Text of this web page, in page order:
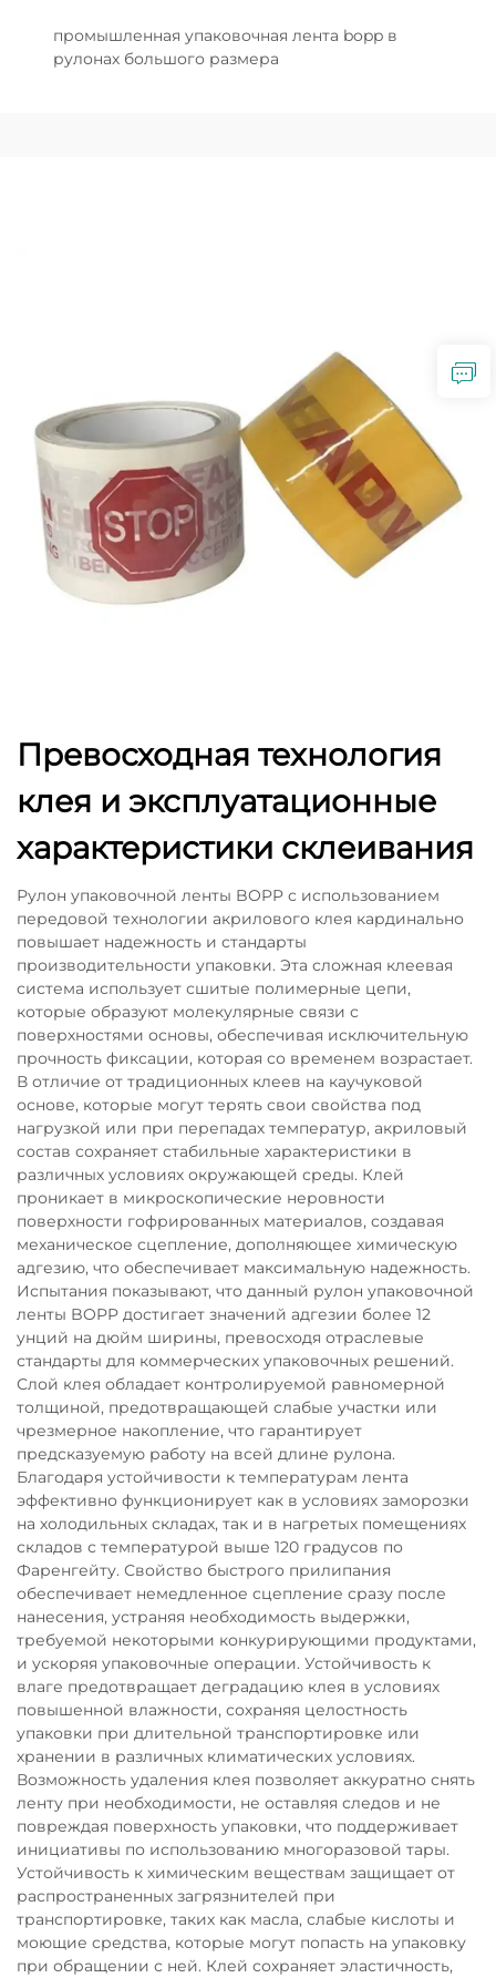
промышленная упаковочная лента bopp в
рулонах большого размера
Превосходная технология
клея и эксплуатационные
характеристики склеивания
Рулон упаковочной ленты BOPP с использованием
передовой технологии акрилового клея кардинально
повышает надежность и стандарты
производительности упаковки. Эта сложная клеевая
система использует сшитые полимерные цепи,
которые образуют молекулярные связи с
поверхностями основы, обеспечивая исключительную
прочность фиксации, которая со временем возрастает.
В отличие от традиционных клеев на каучуковой
основе, которые могут терять свои свойства под
нагрузкой или при перепадах температур, акриловый
состав сохраняет стабильные характеристики в
различных условиях окружающей среды. Клей
проникает в микроскопические неровности
поверхности гофрированных материалов, создавая
механическое сцепление, дополняющее химическую
адгезию, что обеспечивает максимальную надежность.
Испытания показывают, что данный рулон упаковочной
ленты BOPP достигает значений адгезии более 12
унций на дюйм ширины, превосходя отраслевые
стандарты для коммерческих упаковочных решений.
Слой клея обладает контролируемой равномерной
толщиной, предотвращающей слабые участки или
чрезмерное накопление, что гарантирует
предсказуемую работу на всей длине рулона.
Благодаря устойчивости к температурам лента
эффективно функционирует как в условиях заморозки
на холодильных складах, так и в нагретых помещениях
складов с температурой выше 120 градусов по
Фаренгейту. Свойство быстрого прилипания
обеспечивает немедленное сцепление сразу после
нанесения, устраняя необходимость выдержки,
требуемой некоторыми конкурирующими продуктами,
и ускоряя упаковочные операции. Устойчивость к
влаге предотвращает деградацию клея в условиях
повышенной влажности, сохраняя целостность
упаковки при длительной транспортировке или
хранении в различных климатических условиях.
Возможность удаления клея позволяет аккуратно снять
ленту при необходимости, не оставляя следов и не
повреждая поверхность упаковки, что поддерживает
инициативы по использованию многоразовой тары.
Устойчивость к химическим веществам защищает от
распространенных загрязнителей при
транспортировке, таких как масла, слабые кислоты и
моющие средства, которые могут попасть на упаковку
при обращении с ней. Клей сохраняет эластичность,